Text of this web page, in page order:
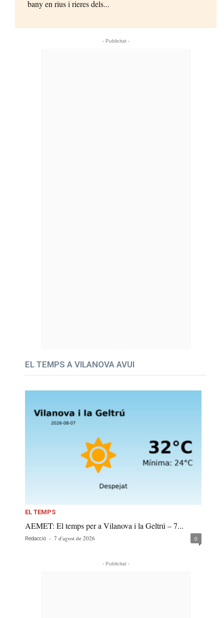
bany en rius i rieres dels...
- Publicitat -
EL TEMPS A VILANOVA AVUI
EL TEMPS
AEMET: El temps per a Vilanova i la Geltrú – 7...
Redacció - 7 d'agost de 2026 0
- Publicitat -